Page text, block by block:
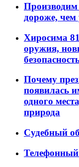
Производим
дороже, чем
Хиросима
оружия,
Почему
появилась
одного
природа
Судебный
Телефонный